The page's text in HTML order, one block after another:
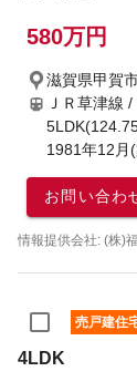
580万円
滋賀県甲賀
ＪＲ草津線
1981年12月
お問い合わ
情報提供会社: (株)
売戸建住
4LDK